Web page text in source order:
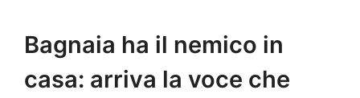
Bagnaia ha il nemico in
casa: arriva la voce che